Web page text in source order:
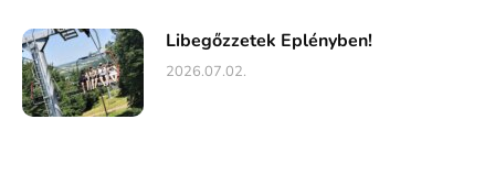
Libegőzzetek Eplényben!
2026.07.02.